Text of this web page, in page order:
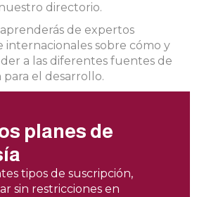
directorio.​
de expertos
internacionales sobre cómo y
a las diferentes fuentes de
para el desarrollo.
planes de
tipos de suscripción,
sin restricciones en